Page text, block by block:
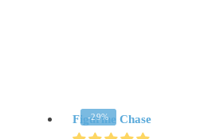
-29%
Figurine Chase